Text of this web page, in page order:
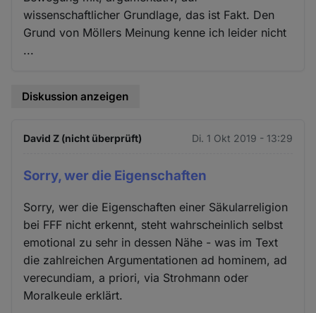
wissenschaftlicher Grundlage, das ist Fakt. Den
Grund von Möllers Meinung kenne ich leider nicht
...
Diskussion anzeigen
David Z (nicht überprüft) Di. 1 Okt 2019 - 13:29
Sorry, wer die Eigenschaften
Sorry, wer die Eigenschaften einer Säkularreligion
bei FFF nicht erkennt, steht wahrscheinlich selbst
emotional zu sehr in dessen Nähe - was im Text
die zahlreichen Argumentationen ad hominem, ad
verecundiam, a priori, via Strohmann oder
Moralkeule erklärt.